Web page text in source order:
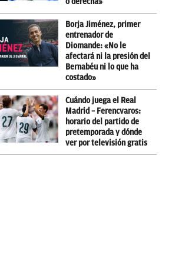
Borja Jiménez, primer
entrenador de
Diomande: «No le
afectará ni la presión del
Bernabéu ni lo que ha
costado»
Cuándo juega el Real
Madrid – Ferencvaros:
horario del partido de
pretemporada y dónde
ver por televisión gratis